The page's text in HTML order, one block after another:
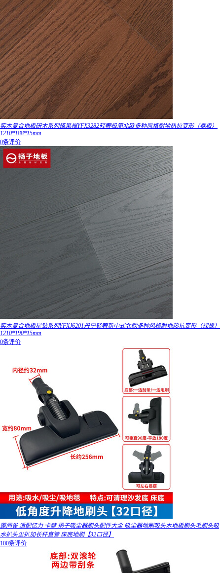
实木复合地板研木系列榛果褐YFX3282轻奢极简北欧多种风格耐地热抗变形（裸板）
1210*188*15mm
0条评价
实木复合地板星钻系列YFXJ6201丹宁轻奢新中式北欧多种风格耐地热抗变形（裸板）
1210*190*15mm
0条评价
蓬间雀 适配亿力 卡赫 扬子吸尘器刷头配件大全 吸尘器地刷吸头木地板刷头毛刷头吸
水扒头尘扒加长杆直管 床底地刷【32口径】
100条评价